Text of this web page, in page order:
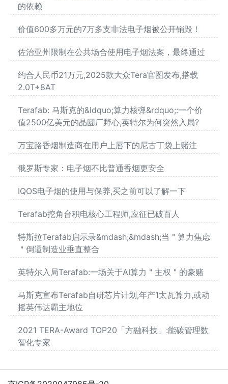
的依赖
价值600多万元的7万多支非法电子烟被公开销毁！
佐治亚州限制在公共场合使用电子烟法案，最终通过
约合人民币21万元,2025款大众Tera官图发布,搭载
2.0T+8AT
Terafab: 马斯克的&ldquo;算力核弹&rdquo;:一个价
值2500亿美元的晶圆厂野心,英特尔为何突然入局?
万宝路香烟制造商在用户上唇下的尼古丁袋上赌注
俄罗斯专家：电子烟不比普通香烟更安全
IQOS电子烟的使用与保养,买之前可以了解一下
Terafab挖角台积电核心工程师,应征已破百人
特斯拉Terafab启示录&mdash;&mdash;当＂算力焦虑
＂倒逼制造业垂直整合
英特尔入局Terafab:一场关于AI算力＂主权＂的豪赌
马斯克宣布Terafab自研芯片计划,年产1太瓦算力,或动
摇英伟达霸主地位
2021 TERA-Award TOP20「方融科技」:能碳管理数
智化专家